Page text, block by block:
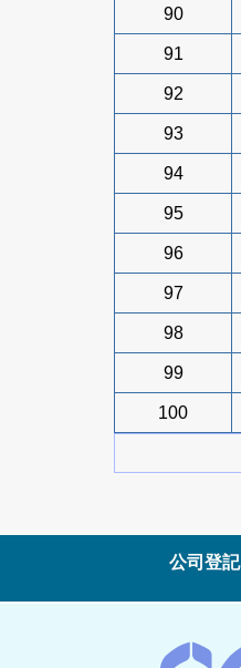
90
91
92
93
94
95
96
97
98
99
100
公司登記